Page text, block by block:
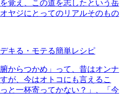
覚え、この道を志したという岳
ヤジにとってのリアルそのもの
キる・モテる簡単レシピ
からつかめ」って、昔はオンナ
が、今はオトコにも言えるこ
と一杯寄ってかない？」、「今